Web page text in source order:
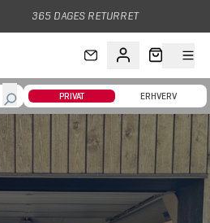
RETURRET
PRIVAT ERHVERV